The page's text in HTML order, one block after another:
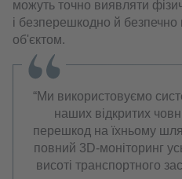
можуть точно виявляти
і безперешкодно й
об'єктом.
Ми використовуємо
наших відкритих
перешкод на їхньому
повний 3D-моніторинг
висоті транспортного